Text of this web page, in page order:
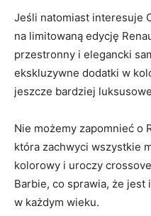
Jeśli natomiast interesuje
na limitowaną edycję
‌przestronny i elegancki
‍ekskluzywne⁢ dodatki w
⁣jeszcze bardziej
Nie możemy zapomnieć o
która zachwyci wszystkie
kolorowy‍ i uroczy
⁣Barbie, co sprawia, że
w ⁤każdym wieku.